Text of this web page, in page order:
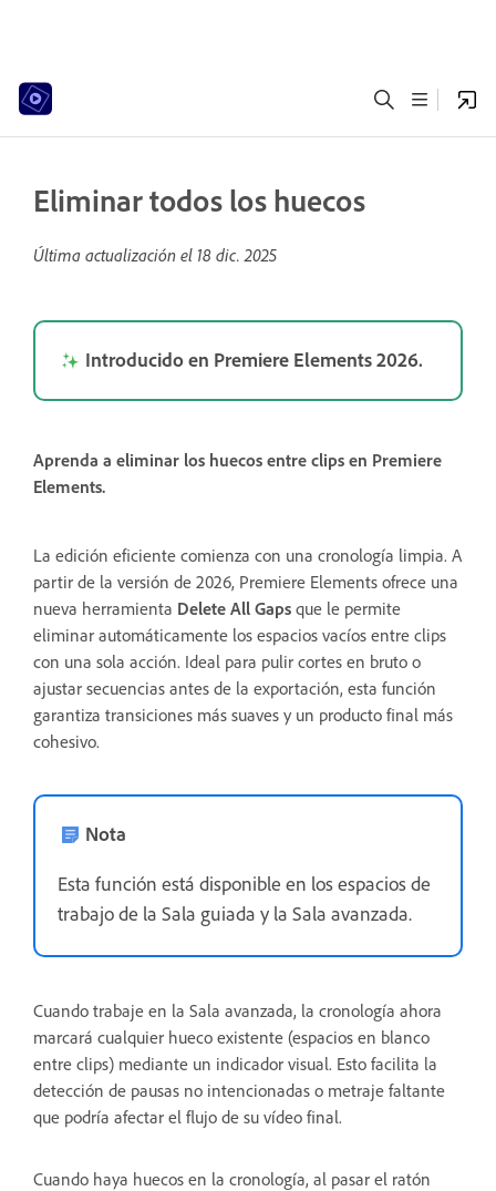
Eliminar todos los huecos
Última actualización el 18 dic. 2025
Introducido en Premiere Elements 2026.
Aprenda a eliminar los huecos entre clips en Premiere
Elements.
La edición eficiente comienza con una cronología limpia. A
partir de la versión de 2026, Premiere Elements ofrece una
nueva herramienta Delete All Gaps que le permite
eliminar automáticamente los espacios vacíos entre clips
con una sola acción. Ideal para pulir cortes en bruto o
ajustar secuencias antes de la exportación, esta función
garantiza transiciones más suaves y un producto final más
cohesivo.
Nota
Esta función está disponible en los espacios de
trabajo de la Sala guiada y la Sala avanzada.
Cuando trabaje en la Sala avanzada, la cronología ahora
marcará cualquier hueco existente (espacios en blanco
entre clips) mediante un indicador visual. Esto facilita la
detección de pausas no intencionadas o metraje faltante
que podría afectar el flujo de su vídeo final.
Cuando haya huecos en la cronología, al pasar el ratón